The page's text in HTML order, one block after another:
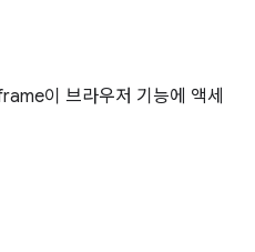
이 브라우저 기능에 액세